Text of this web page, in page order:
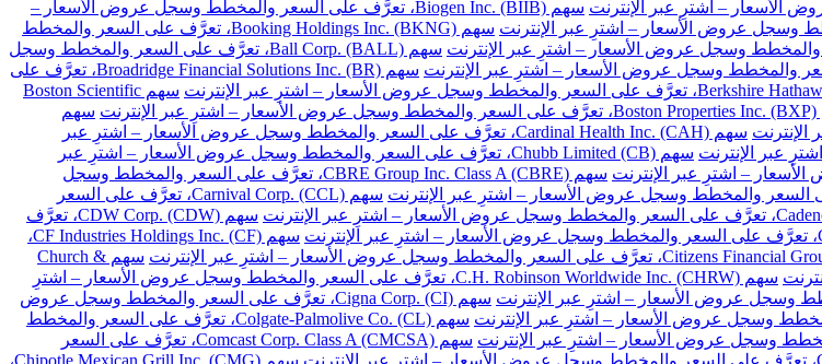
سهم Biogen Inc. (BIIB)، تعرَّف على السعر والمخطط وسجل عروض الأسعار –
سهم Booking Holdings Inc. (BKNG)، تعرَّف على السعر والمخطط
سهم Ball Corp. (BALL)، تعرَّف على السعر والمخطط وسجل
سهم Broadridge Financial Solutions Inc. (BR)، تعرَّف على
سهم Boston Scientific
سهم
سهم Cardinal Health Inc. (CAH)، تعرَّف على السعر والمخطط وسجل عروض الأسعار – اشترِ عبر
سهم Chubb Limited (CB)، تعرَّف على السعر والمخطط وسجل عروض الأسعار – اشترِ عبر
سهم CBRE Group Inc. Class A (CBRE)، تعرَّف على السعر والمخطط وسجل
سهم Carnival Corp. (CCL)، تعرَّف على السعر
سهم CDW Corp. (CDW)، تعرَّف
سهم CF Industries Holdings Inc. (CF)،
سهم Church &
سهم C.H. Robinson Worldwide Inc. (CHRW)، تعرَّف على السعر والمخطط وسجل عروض الأسعار – اشترِ
سهم Cigna Corp. (CI)، تعرَّف على السعر والمخطط وسجل عروض
سهم Colgate-Palmolive Co. (CL)، تعرَّف على السعر والمخطط
سهم Comcast Corp. Class A (CMCSA)، تعرَّف على السعر
سهم Chipotle Mexican Grill Inc. (CMG)،